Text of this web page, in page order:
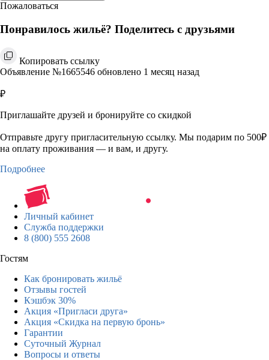
Пожаловаться
Понравилось жильё? Поделитесь с друзьями
Копировать ссылку
Объявление №1665546 обновлено 1 месяц назад
₽
Приглашайте друзей и бронируйте со скидкой
Отправьте другу пригласительную ссылку. Мы подарим по 500₽
на оплату проживания — и вам, и другу.
Подробнее
Личный кабинет
Служба поддержки
8 (800) 555 2608
Гостям
Как бронировать жильё
Отзывы гостей
Кэшбэк 30%
Акция «Пригласи друга»
Акция «Скидка на первую бронь»
Гарантии
Суточный Журнал
Вопросы и ответы